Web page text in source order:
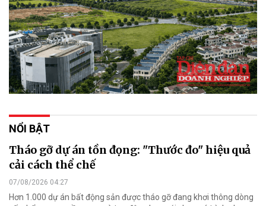
NỔI BẬT
Tháo gỡ dự án tồn đọng: "Thước đo" hiệu quả
cải cách thể chế
07/08/2026 04:27
Hơn 1.000 dự án bất động sản được tháo gỡ đang khơi thông dòng